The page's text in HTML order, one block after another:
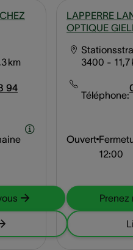
km
94
LAPPERRE
OPTIQUE
3400 - 11,7
Téléphone:
Ouvert
12:00